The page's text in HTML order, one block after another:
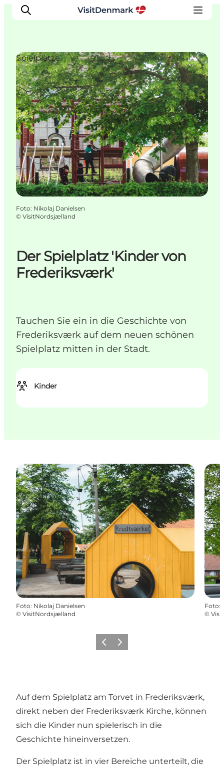
Inspiration
Regionen
Erlebnisse
Unterkünfte
Reiseplanung
Der Spielplatz 'Kinder von
Frederiksværk'
Tauchen Sie ein in die Geschichte von
Frederiksværk auf dem neuen schönen
Spielplatz mitten in der Stadt.
Kinder
Spielplätze
Foto: Nikolaj Danielsen
© VisitNordsjælland
Foto: Nikolaj Danielsen
© VisitNordsjælland
Foto:
©
ZurückWeiter
Auf dem Spielplatz am Torvet in Frederiksværk,
direkt neben der Frederiksværk Kirche, können
sich die Kinder nun spielerisch in die
Geschichte hineinversetzen.
Der Spielplatz ist in vier Bereiche unterteilt, die